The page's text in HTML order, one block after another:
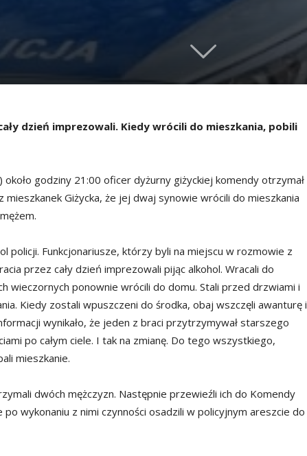
dzień imprezowali. Kiedy wrócili do mieszkania, pobili
godziny 21:00 oficer dyżurny giżyckiej komendy otrzymał
Giżycka, że jej dwaj synowie wrócili do mieszkania
policji. Funkcjonariusze, którzy byli na miejscu w rozmowie z
przez cały dzień imprezowali pijąc alkohol. Wracali do
wieczornych ponownie wrócili do domu. Stali przed drzwiami i
Kiedy zostali wpuszczeni do środka, obaj wszczęli awanturę i
wynikało, że jeden z braci przytrzymywał starszego
po całym ciele. I tak na zmianę. Do tego wszystkiego,
mieszkanie.
dwóch mężczyzn. Następnie przewieźli ich do Komendy
wykonaniu z nimi czynności osadzili w policyjnym areszcie do